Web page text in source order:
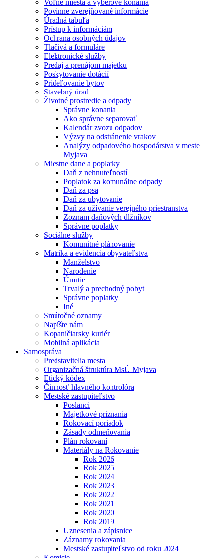
Voľné miesta a výberové konania
Povinne zverejňované informácie
Úradná tabuľa
Prístup k informáciám
Ochrana osobných údajov
Tlačivá a formuláre
Elektronické služby
Predaj a prenájom majetku
Poskytovanie dotácií
Prideľovanie bytov
Stavebný úrad
Životné prostredie a odpady
Správne konania
Ako správne separovať
Kalendár zvozu odpadov
Výzvy na odstránenie vrakov
Analýzy odpadového hospodárstva v meste
Myjava
Miestne dane a poplatky
Daň z nehnuteľností
Poplatok za komunálne odpady
Daň za psa
Daň za ubytovanie
Daň za užívanie verejného priestranstva
Zoznam daňových dlžníkov
Správne poplatky
Sociálne služby
Komunitné plánovanie
Matrika a evidencia obyvateľstva
Manželstvo
Narodenie
Úmrtie
Trvalý a prechodný pobyt
Správne poplatky
Iné
Smútočné oznamy
Napíšte nám
Kopaničiarsky kuriér
Mobilná aplikácia
Samospráva
Predstavitelia mesta
Organizačná štruktúra MsÚ Myjava
Etický kódex
Činnosť hlavného kontrolóra
Mestské zastupiteľstvo
Poslanci
Majetkové priznania
Rokovací poriadok
Zásady odmeňovania
Plán rokovaní
Materiály na Rokovanie
Rok 2026
Rok 2025
Rok 2024
Rok 2023
Rok 2022
Rok 2021
Rok 2020
Rok 2019
Uznesenia a zápisnice
Záznamy rokovania
Mestské zastupiteľstvo od roku 2024